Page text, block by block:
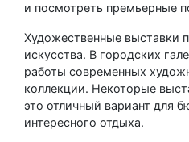
и посмотреть премьерные
Художественные выставки
искусства. В городских
работы современных
коллекции. Некоторые
это отличный вариант для
интересного отдыха.